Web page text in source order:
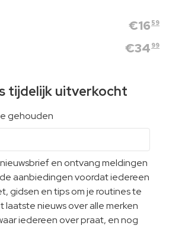
€16 59
€34 99
tijdelijk uitverkocht
gehouden
en ontvang meldingen
aanbiedingen voordat iedereen
gidsen en tips om je routines te
nieuws over alle merken
iedereen over praat, en nog